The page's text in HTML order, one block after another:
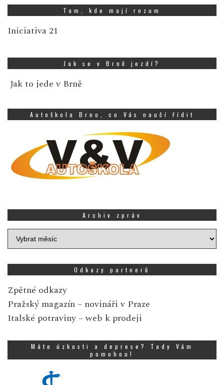
Tam, kde mají rozum
Iniciativa 21
Jak se v Brně jezdí?
Jak to jede v Brně
Autoškola Brno, co Vás naučí řídit
Archiv zpráv
Archiv
zpráv
Odkazy partnerů
Zpětné odkazy
Pražský magazín – novináři v Praze
Italské potraviny – web k prodeji
Máte úzkosti a deprese? Tady Vám
pomohou!